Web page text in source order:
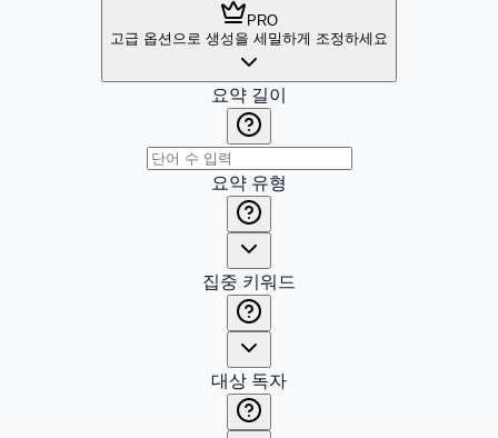
PRO
고급 옵션으로 생성을 세밀하게 조정하세요
요약 길이
요약 유형
집중 키워드
대상 독자